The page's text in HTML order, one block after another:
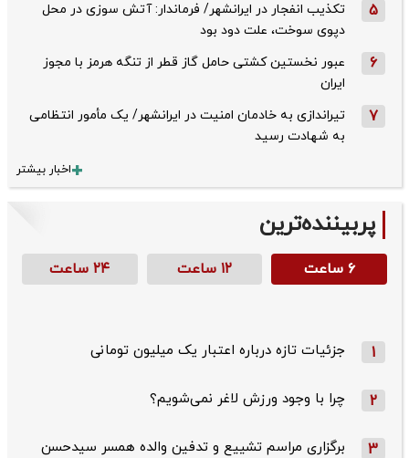
5
تکذیب ‌انفجار در ایرانشهر/ فرماندار: آتش سوزی در محل
دپوی سوخت، علت دود بود
6
عبور نخستین کشتی حامل گاز قطر از تنگه هرمز با مجوز
ایران
7
تیراندازی به خادمان امنیت در ایرانشهر/ یک مأمور انتظامی
به شهادت رسید
اخبار بیشتر
پربیننده‌ترین
۶ ساعت ۱۲ ساعت ۲۴ ساعت
1 جزئیات تازه درباره اعتبار یک میلیون تومانی
2 چرا با وجود ورزش لاغر نمی‌شویم؟
3
برگزاری مراسم تشییع و تدفین والده همسر سیدحسن